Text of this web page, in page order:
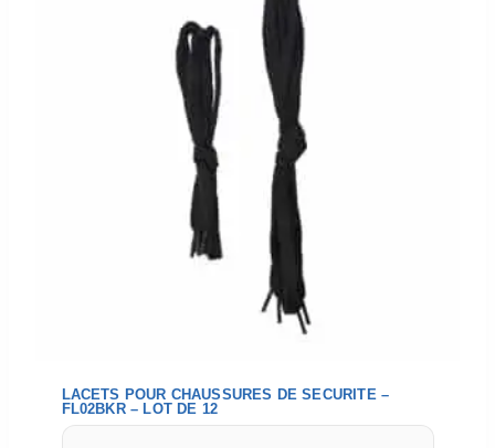
LACETS POUR CHAUSSURES DE SECURITE –
FL02BKR – LOT DE 12